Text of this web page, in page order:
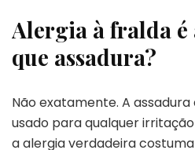
Alergia à fralda é
que assadura?
Não exatamente. A
usado para qualquer
a alergia verdadeira